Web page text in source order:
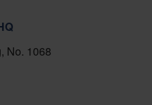
No. 1068